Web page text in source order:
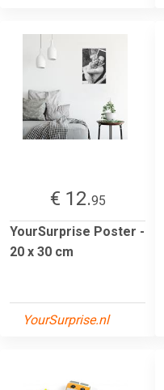
€ 12.95
YourSurprise Poster -
20 x 30 cm
YourSurprise.nl